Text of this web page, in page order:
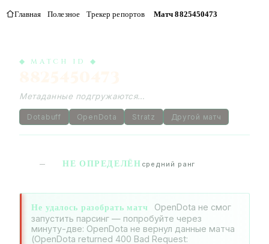
Главная Полезное Трекер репортов Матч 8825450473
◆ MATCH ID ◆
Метаданные подгружаются…
Dotabuff OpenDota Stratz Другой матч
— НЕ ОПРЕДЕЛЁН средний ранг
Не удалось разобрать матч
OpenDota не смог
запустить парсинг — попробуйте через
минуту-две: OpenDota не вернул данные матча
(OpenDota returned 400 Bad Request: